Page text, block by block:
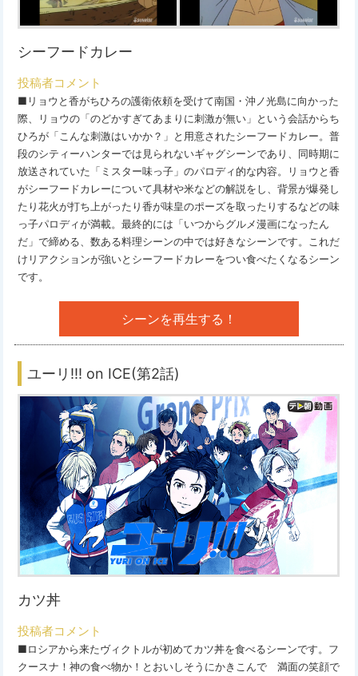
シーフードカレー
投稿者コメント
■リョウと香がちひろの護衛依頼を受けて南国・沖ノ光島に向かった
際、リョウの「のどかすぎてあまりに刺激が無い」という会話からち
ひろが「こんな刺激はいかか？」と用意されたシーフードカレー。普
段のシティーハンターでは見られないギャグシーンであり、同時期に
放送されていた「ミスター味っ子」のパロディ的な内容。リョウと香
がシーフードカレーについて具材や米などの解説をし、背景が爆発し
たり花火が打ち上がったり香が味皇のポーズを取ったりするなどの味
っ子パロディが満載。最終的には「いつからグルメ漫画になったん
だ」で締める、数ある料理シーンの中では好きなシーンです。これだ
けリアクションが強いとシーフードカレーをつい食べたくなるシーン
です。
シーンを再生する！
ユーリ!!! on ICE(第2話)
カツ丼
投稿者コメント
■ロシアから来たヴィクトルが初めてカツ丼を食べるシーンです。フ
クースナ！神の食べ物か！とおいしそうにかきこんで 満面の笑顔で